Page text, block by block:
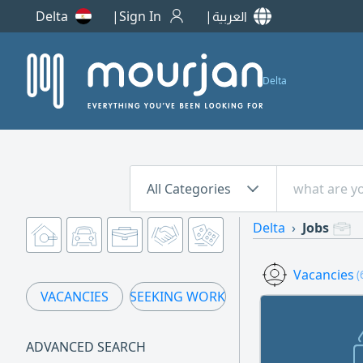
Delta Sign In العربية
Delta
All Categories
VACANCIES SEEKING WORK
ADVANCED SEARCH
Delta Jobs
Vacancies